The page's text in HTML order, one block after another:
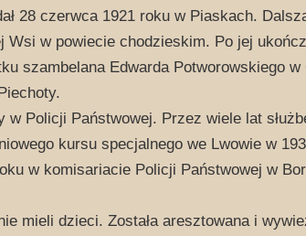
28 czerwca 1921 roku w Piaskach.
w powiecie chodzieskim. Po jej
szambelana Edwarda Potworowskiego w
w Policji Państwowej. Przez wiele lat
kursu specjalnego we Lwowie w
w komisariacie Policji Państwowej w
mieli dzieci. Została aresztowana i